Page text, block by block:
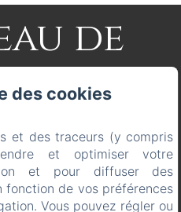
de
des cookies
et des traceurs (y compris
et optimiser votre
et pour diffuser des
fonction de vos préférences
Vous pouvez régler ou